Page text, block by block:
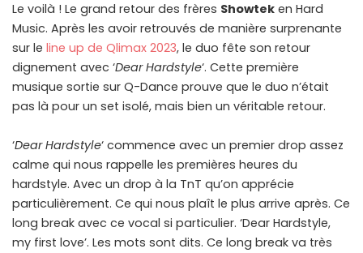
Le voilà ! Le grand retour des frères Showtek en Hard
Music. Après les avoir retrouvés de manière surprenante
sur le line up de Qlimax 2023, le duo fête son retour
dignement avec ‘Dear Hardstyle‘. Cette première
musique sortie sur Q-Dance prouve que le duo n’était
pas là pour un set isolé, mais bien un véritable retour.
‘Dear Hardstyle‘ commence avec un premier drop assez
calme qui nous rappelle les premières heures du
hardstyle. Avec un drop à la TnT qu’on apprécie
particulièrement. Ce qui nous plaît le plus arrive après. Ce
long break avec ce vocal si particulier. ‘Dear Hardstyle,
my first love’. Les mots sont dits. Ce long break va très